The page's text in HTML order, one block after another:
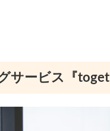
サービス『